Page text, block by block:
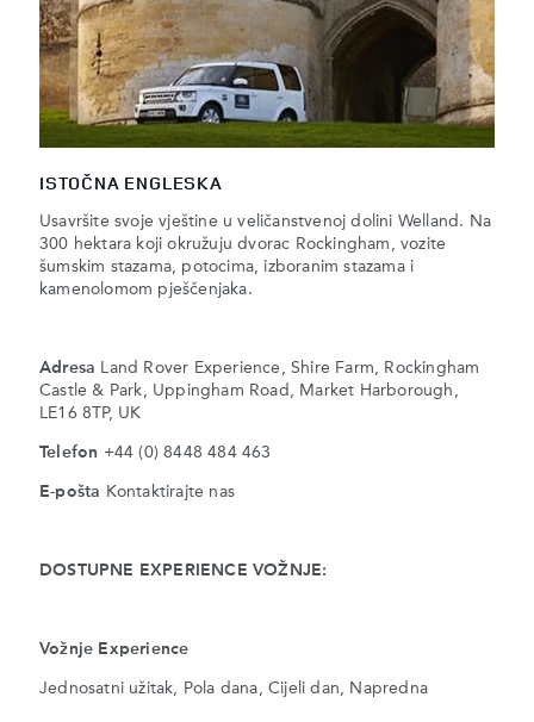
ISTOČNA ENGLESKA
Usavršite svoje vještine u veličanstvenoj dolini Welland. Na
300 hektara koji okružuju dvorac Rockingham, vozite
šumskim stazama, potocima, izboranim stazama i
kamenolomom pješčenjaka.
Adresa Land Rover Experience, Shire Farm, Rockingham
Castle & Park, Uppingham Road, Market Harborough,
LE16 8TP, UK
Telefon +44 (0) 8448 484 463
E-pošta Kontaktirajte nas
DOSTUPNE EXPERIENCE VOŽNJE:
Vožnje Experience
Jednosatni užitak, Pola dana, Cijeli dan, Napredna